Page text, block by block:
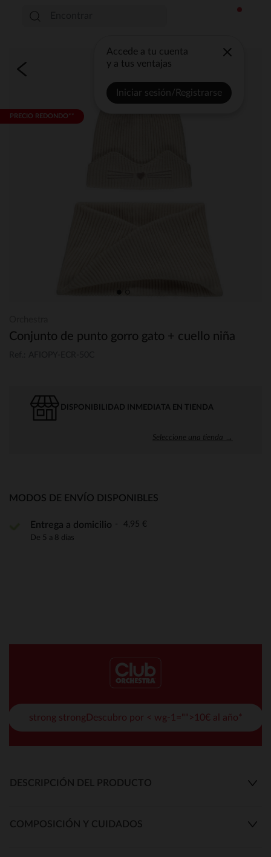
Accede a tu cuenta
y a tus ventajas
Iniciar sesión/Registrarse
PRECIO REDONDO**
Conjunto de punto gorro gato + cuello niña
DISPONIBILIDAD INMEDIATA EN TIENDA
Seleccione una tienda →
MODOS DE ENVÍO DISPONIBLES
Entrega a domicilio 4,95 €
De 5 a 8 días
strong strongDescubro por < wg-1="">10€ al año*
DESCRIPCIÓN DEL PRODUCTO
COMPOSICIÓN Y CUIDADOS